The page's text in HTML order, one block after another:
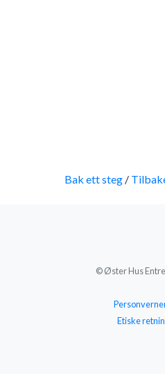
Bak ett steg /
© Øster Hus
Etiske